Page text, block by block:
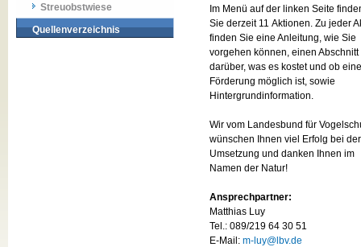
Streuobstwiese
Quellenverzeichnis
Im Menü auf der linken Seite
Sie derzeit 11 Aktionen. Zu jeder
finden Sie eine Anleitung, wie Sie
vorgehen können, einen Abschnitt
darüber, was es kostet und ob eine
Förderung möglich ist, sowie
Hintergrundinformation.
Wir vom Landesbund für
wünschen Ihnen viel Erfolg bei der
Umsetzung und danken Ihnen im
Namen der Natur!
Ansprechpartner:
Matthias Luy
Tel.: 089/219 64 30 51
E-Mail: m-luy@lbv.de